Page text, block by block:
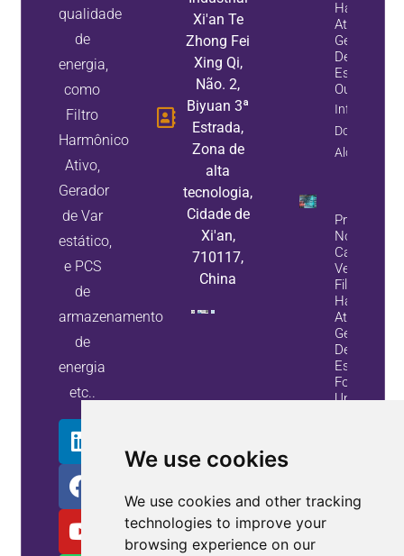
We use cookies
We use cookies and other tracking
technologies to improve your
browsing experience on our
qualidade
de
energia,
como
Filtro
Harmônico
Ativo,
Gerador
de Var
estático,
e PCS
de
armazenamento
de
energia
etc..
Xi'an Te
Zhong Fei
Xing Qi,
Não. 2,
Biyuan 3ª
Estrada,
Zona de
alta
tecnologia,
Cidade de
Xi'an,
710117,
China
Harmônico
Ativo, Um
Gerador
De Var
Estático,
Ou Ambos
Informação
Do
Alojamento
Problemas
No Banco
Veja Como
Filtros
Ativos E
Geradores
De Var
Estáticos
Fornecem
Uma
Alojamento